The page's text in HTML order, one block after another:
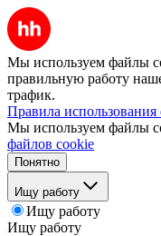
Мы используем файлы
правильную работу
трафик.
Правила
Мы используем файлы
файлов cookie
Понятно
Ищу работу
Ищу работу
Ищу работу